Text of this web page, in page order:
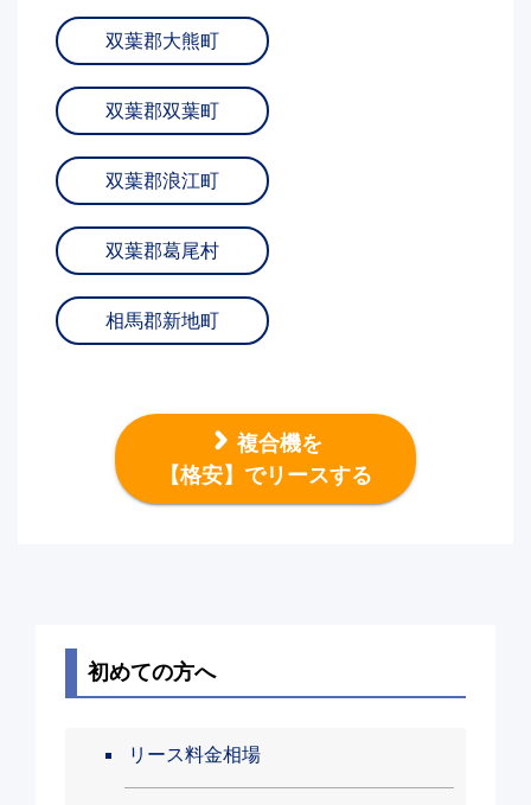
双葉郡大熊町
双葉郡双葉町
双葉郡浪江町
双葉郡葛尾村
相馬郡新地町
複合機を
【格安】でリースする
初めての方へ
リース料金相場